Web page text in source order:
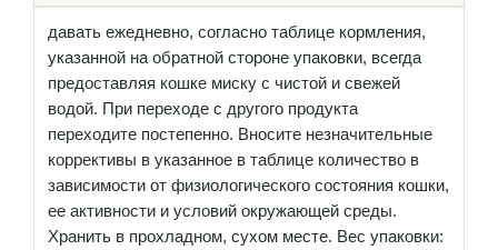
давать ежедневно, согласно таблице кормления,
указанной на обратной стороне упаковки, всегда
предоставляя кошке миску с чистой и свежей
водой. При переходе с другого продукта
переходите постепенно. Вносите незначительные
коррективы в указанное в таблице количество в
зависимости от физиологического состояния кошки,
ее активности и условий окружающей среды.
Хранить в прохладном, сухом месте. Вес упаковки: